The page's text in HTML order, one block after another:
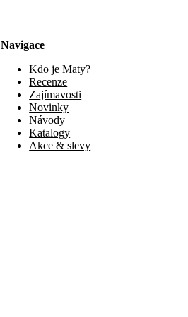
Navigace
Kdo je Maty?
Recenze
Zajímavosti
Novinky
Návody
Katalogy
Akce & slevy